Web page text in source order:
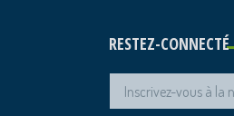
RESTEZ-CONNECTÉ